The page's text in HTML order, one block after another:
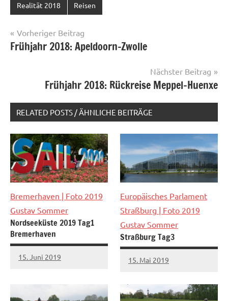
Realität 2018 Reisen
Beitragsnavigation
Vorheriger Beitrag
Frühjahr 2018: Apeldoorn-Zwolle
Nächster Beitrag
Frühjahr 2018: Rückreise Meppel-Huenxe
RELATED POSTS / ÄHNLICHE BEITRÄGE
Bremerhaven | Foto 2019
Gustav Sommer
Nordseeküste 2019 Tag1
Bremerhaven
15. Juni 2019
Europäisches Parlament
Straßburg | Foto 2019
Gustav Sommer
Straßburg Tag3
15. Mai 2019